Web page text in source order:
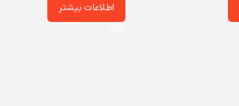
اطلاعات بیشتر